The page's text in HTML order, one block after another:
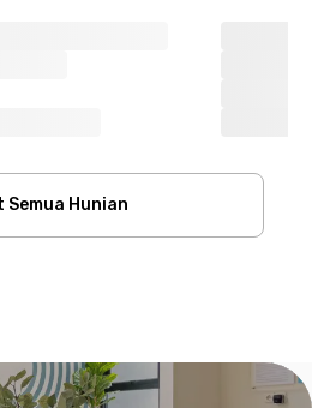
Semua Hunian